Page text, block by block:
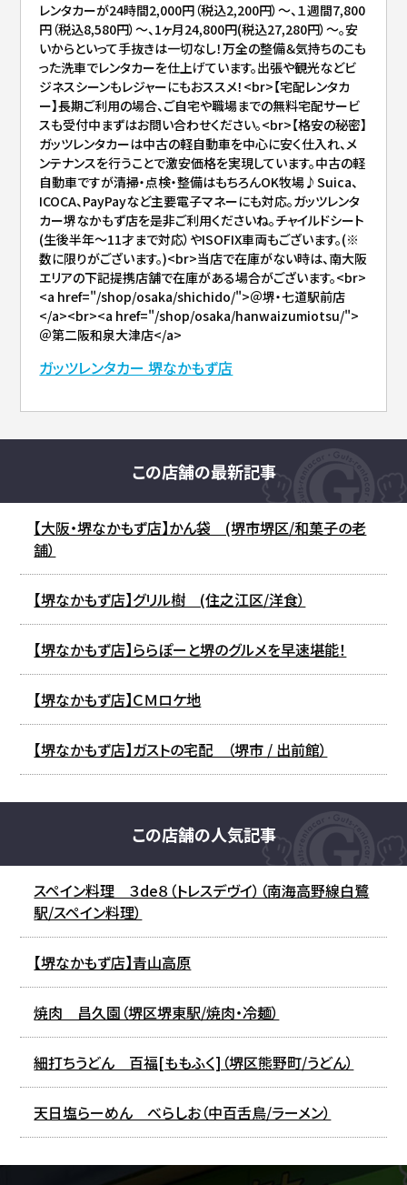
レンタカーが24時間2,000円（税込2,200円）～、１週間7,800
円（税込8,580円）～、1ヶ月24,800円(税込27,280円）～。安
いからといって手抜きは一切なし！万全の整備＆気持ちのこも
った洗車でレンタカーを仕上げています。出張や観光などビ
ジネスシーンもレジャーにもおススメ！<br>【宅配レンタカ
ー】長期ご利用の場合、ご自宅や職場までの無料宅配サービ
スも受付中まずはお問い合わせください。<br>【格安の秘密】
ガッツレンタカーは中古の軽自動車を中心に安く仕入れ、メ
ンテナンスを行うことで激安価格を実現しています。中古の軽
自動車ですが清掃・点検・整備はもちろんOK牧場♪Suica、
ICOCA、PayPayなど主要電子マネーにも対応。ガッツレンタ
カー堺なかもず店を是非ご利用くださいね。チャイルドシート
(生後半年～11才まで対応）やISOFIX車両もございます。(※
数に限りがございます。)<br>当店で在庫がない時は、南大阪
エリアの下記提携店舗で在庫がある場合がございます。<br>
<a href="/shop/osaka/shichido/">＠堺・七道駅前店
</a><br><a href="/shop/osaka/hanwaizumiotsu/">
＠第二阪和泉大津店</a>
ガッツレンタカー 堺なかもず店
この店舗の最新記事
【大阪・堺なかもず店】かん袋 (堺市堺区/和菓子の老
舗）
【堺なかもず店】グリル樹 (住之江区/洋食）
【堺なかもず店】ららぽーと堺のグルメを早速堪能！
【堺なかもず店】ＣＭロケ地
【堺なかもず店】ガストの宅配 （堺市 / 出前館）
この店舗の人気記事
スペイン料理 ３de８（トレスデヴイ）（南海高野線白鷺
駅/スペイン料理）
【堺なかもず店】青山高原
焼肉 昌久園（堺区堺東駅/焼肉・冷麺）
細打ちうどん 百福[ももふく]（堺区熊野町/うどん）
天日塩らーめん べらしお（中百舌鳥/ラーメン）